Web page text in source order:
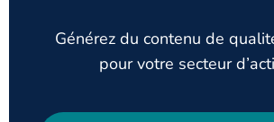
Générez du contenu de
pour votre secteur